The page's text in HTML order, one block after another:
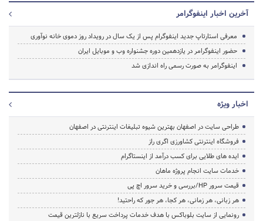
آخرین اخبار اینفوگرامر
معرفی استارتاپ جدید اینفوگرام پس از یک سال در رویداد روز دموی خانه نوآوری
حضور اینفوگرامر در یازدهمین دوره جشنواره وب و موبایل ایران
اینفوگرامر به صورت رسمی راه اندازی شد
اخبار ویژه
طراحی سایت در اصفهان بهترین شیوه تبلیغات اینترنتی در اصفهان
فروشگاه اینترنتی کشاورزی اگری راز
ایده های طلایی برای کسب درآمد از اینستاگرام
خدمات سایت انجام پروژه ماهان
قیمت سرور HP/بررسی و خرید سرور اچ پی
هر زبانی، هر زمانی، هر کجا، هر جور که راحتید!
رونمایی از سایت بلوباکس با هدف خدمات پرداخت سریع با نازلترین قیمت